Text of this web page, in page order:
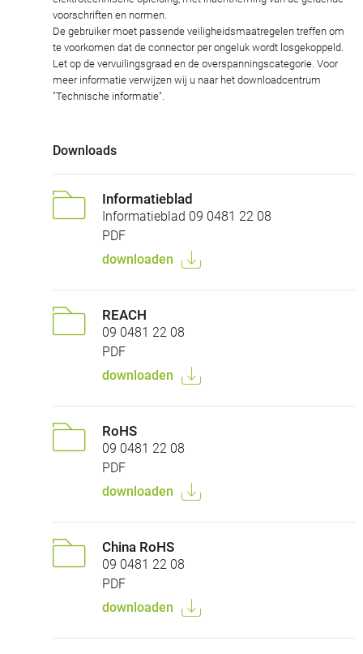
voorschriften en normen.
De gebruiker moet passende veiligheidsmaatregelen treffen om
te voorkomen dat de connector per ongeluk wordt losgekoppeld.
Let op de vervuilingsgraad en de overspanningscategorie. Voor
meer informatie verwijzen wij u naar het downloadcentrum
"Technische informatie".
Downloads
Informatieblad
Informatieblad 09 0481 22 08
PDF
downloaden
REACH
09 0481 22 08
PDF
downloaden
RoHS
09 0481 22 08
PDF
downloaden
China RoHS
09 0481 22 08
PDF
downloaden